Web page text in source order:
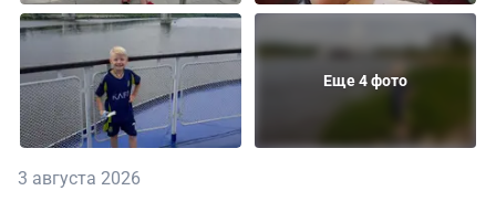
Еще 4 фото
3 августа 2026